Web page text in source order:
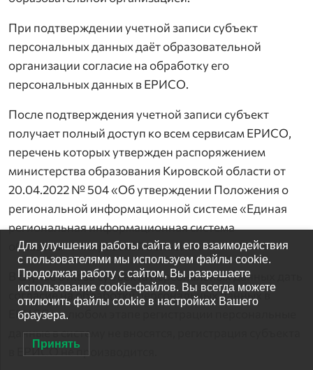
При подтверждении учетной записи субъект
персональных данных даёт образовательной
организации согласие на обработку его
персональных данных в ЕРИСО.
После подтверждения учетной записи субъект
получает полный доступ ко всем сервисам ЕРИСО,
перечень которых утвержден распоряжением
министерства образования Кировской области от
20.04.2022 № 504 «Об утверждении Положения о
региональной информационной системе «Единая
региональная информационная система
образования Кировской области».
В случае отказа субъекта персональных данных дать
согласие на обработку персональных данных в
ЕРИСО на любом этапе регистрации персональные
данные в систему не вносятся, регистрация субъекта
в ЕРИСО не производится.
Для улучшения работы сайта и его взаимодействия
с пользователями мы используем файлы cookie.
Продолжая работу с сайтом, Вы разрешаете
использование cookie-файлов. Вы всегда можете
отключить файлы cookie в настройках Вашего
браузера.
Принять